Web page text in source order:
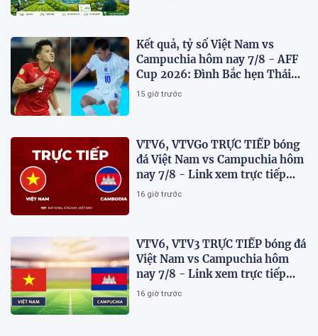
Kết quả, tỷ số Việt Nam vs
Campuchia hôm nay 7/8 - AFF
Cup 2026: Đình Bắc hẹn Thái
Lan ở chung kết?
15 giờ trước
VTV6, VTVGo TRỰC TIẾP bóng
đá Việt Nam vs Campuchia hôm
nay 7/8 - Link xem trực tiếp
AFF Cup 2026 mới nhất
16 giờ trước
VTV6, VTV3 TRỰC TIẾP bóng đá
Việt Nam vs Campuchia hôm
nay 7/8 - Link xem trực tiếp
AFF Cup 2026 mới nhất
16 giờ trước